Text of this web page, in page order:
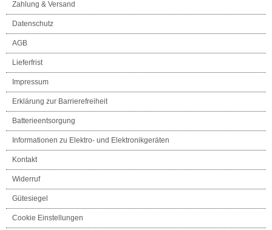
Zahlung & Versand
Datenschutz
AGB
Lieferfrist
Impressum
Erklärung zur Barrierefreiheit
Batterieentsorgung
Informationen zu Elektro- und Elektronikgeräten
Kontakt
Widerruf
Gütesiegel
Cookie Einstellungen